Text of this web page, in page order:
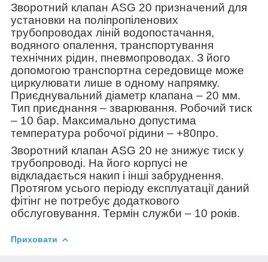
Зворотний клапан ASG 20 призначений для
установки на поліпропіленових
трубопроводах ліній водопостачання,
водяного опалення, транспортування
технічних рідин, пневмопроводах. З його
допомогою транспортна середовище може
циркулювати лише в одному напрямку.
Приєднувальний діаметр клапана – 20 мм.
Тип приєднання – зварювання. Робочий тиск
– 10 бар. Максимально допустима
температура робочої рідини – +80про.
Зворотний клапан ASG 20 не знижує тиск у
трубопроводі. На його корпусі не
відкладається накип і інші забруднення.
Протягом усього періоду експлуатації даний
фітінг не потребує додаткового
обслуговування. Термін служби – 10 років.
Приховати